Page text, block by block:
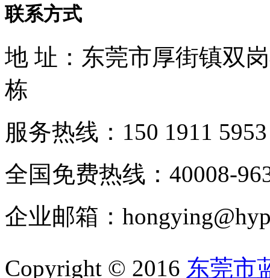
联系方式
地 址：东莞市厚街镇双
栋
服务热线：150 1911 5953
全国免费热线：40008-
企业邮箱：
Copyright © 2016 东莞市